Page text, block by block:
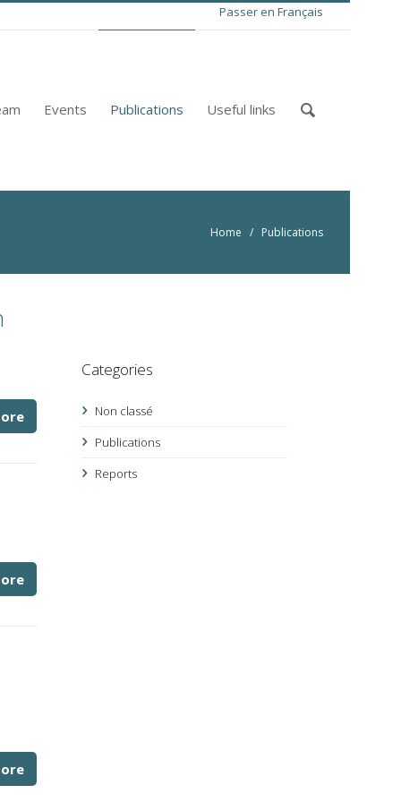
Passer en Français
Events Publications Useful links
Home / Publications
Categories
Non classé
Publications
Reports